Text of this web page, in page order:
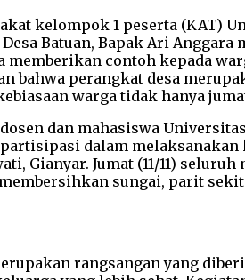
kelompok 1 peserta (KAT)
Batuan, Bapak Ari
memberikan contoh kepada
bahwa perangkat desa
warga tidak hanya
dan mahasiswa
dalam
Gianyar. Jumat (11/11)
sungai, parit
rangsangan yang